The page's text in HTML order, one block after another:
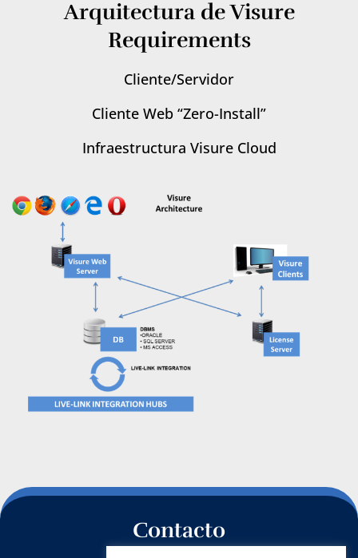
Arquitectura de Visure
Requirements
Cliente/Servidor
Cliente Web “Zero-Install”
Infraestructura Visure Cloud
Contacto